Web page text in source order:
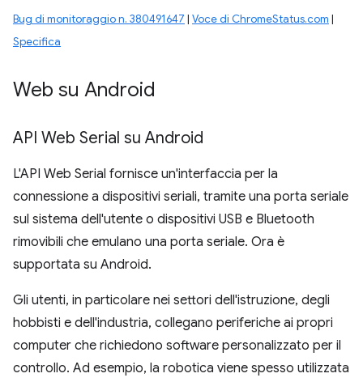
Bug di monitoraggio n. 380491647 | Voce di ChromeStatus.com |
Specifica
Web su Android
API Web Serial su Android
L'API Web Serial fornisce un'interfaccia per la
connessione a dispositivi seriali, tramite una porta seriale
sul sistema dell'utente o dispositivi USB e Bluetooth
rimovibili che emulano una porta seriale. Ora è
supportata su Android.
Gli utenti, in particolare nei settori dell'istruzione, degli
hobbisti e dell'industria, collegano periferiche ai propri
computer che richiedono software personalizzato per il
controllo. Ad esempio, la robotica viene spesso utilizzata